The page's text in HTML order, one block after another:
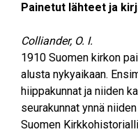
Painetut lähteet ja
Colliander, O. I.
1910 Suomen kirkon
alusta nykyaikaan.
hiippakunnat ja niiden
seurakunnat ynnä
Suomen